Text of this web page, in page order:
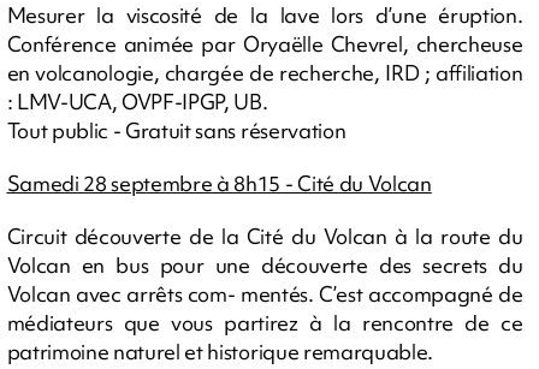
Mesurer la viscosité de la lave lors d’une éruption.
Conférence animée par Oryaëlle Chevrel, chercheuse
en volcanologie, chargée de recherche, IRD ; affiliation
: LMV-UCA, OVPF-IPGP, UB.
Tout public - Gratuit sans réservation
Samedi 28 septembre à 8h15 - Cité du Volcan
Circuit découverte de la Cité du Volcan à la route du
Volcan en bus pour une découverte des secrets du
Volcan avec arrêts com- mentés. C’est accompagné de
médiateurs que vous partirez à la rencontre de ce
patrimoine naturel et historique remarquable.